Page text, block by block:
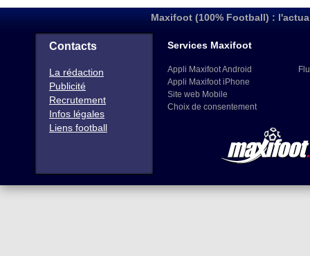
Maxifoot (100% Football) :
Contacts
La rédaction
Publicité
Recrutement
Infos légales
Liens football
Services Maxifoot
Appli Maxifoot Android
Appli Maxifoot iPhone
Site web Mobile
Choix de consentement